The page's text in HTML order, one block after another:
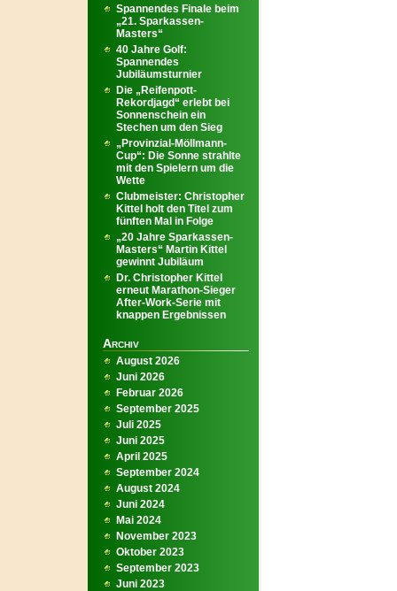
Spannendes Finale beim
„21. Sparkassen-
Masters“
40 Jahre Golf:
Spannendes
Jubiläumsturnier
Die „Reifenpott-
Rekordjagd“ erlebt bei
Sonnenschein ein
Stechen um den Sieg
„Provinzial-Möllmann-
Cup“: Die Sonne strahlte
mit den Spielern um die
Wette
Clubmeister: Christopher
Kittel holt den Titel zum
fünften Mal in Folge
„20 Jahre Sparkassen-
Masters“ Martin Kittel
gewinnt Jubiläum
Dr. Christopher Kittel
erneut Marathon-Sieger
After-Work-Serie mit
knappen Ergebnissen
Archiv
August 2026
Juni 2026
Februar 2026
September 2025
Juli 2025
Juni 2025
April 2025
September 2024
August 2024
Juni 2024
Mai 2024
November 2023
Oktober 2023
September 2023
Juni 2023